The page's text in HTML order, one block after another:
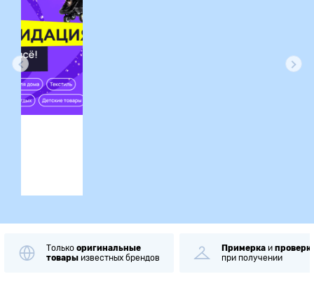
Только оригинальные
товары известных брендов
Примерка и
при получении